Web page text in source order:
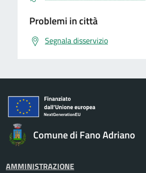
Problemi in città
Segnala disservizio
Comune di Fano Adriano
AMMINISTRAZIONE